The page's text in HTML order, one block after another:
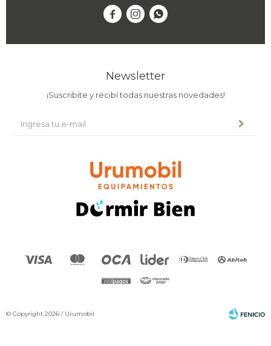
  
Newsletter
¡Suscribite y recibí todas nuestras novedades!
© Copyright 2026 / Urumobil